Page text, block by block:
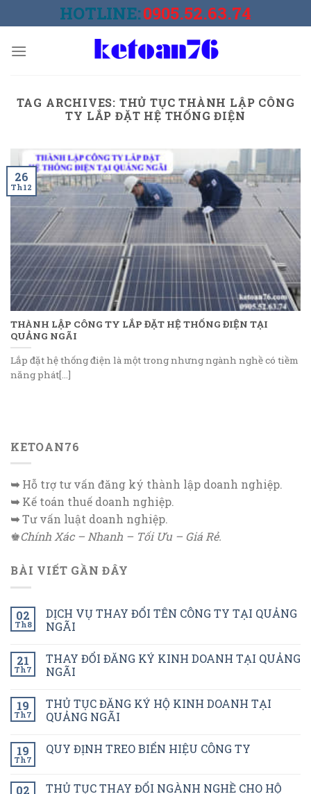
to
HOTLINE:0905.52.63.74
TAG ARCHIVES: THỦ TỤC THÀNH LẬP CÔNG
TY LẮP ĐẶT HỆ THỐNG ĐIỆN
THÀNH LẬP CÔNG TY LẮP ĐẶT HỆ THỐNG ĐIỆN TẠI
QUẢNG NGÃI
Lắp đặt hệ thống điện là một trong nhưng ngành nghề có tiềm
năng phát[...]
26
Th12
KETOAN76
➥Hỗ trợ tư vấn đăng ký thành lập doanh nghiệp.
➥Kế toán thuế doanh nghiệp.
➥Tư vấn luật doanh nghiệp.
♚Chính Xác – Nhanh – Tối Ưu – Giá Rẻ.
BÀI VIẾT GẦN ĐÂY
02
Th8
DỊCH VỤ THAY ĐỔI TÊN CÔNG TY TẠI QUẢNG
NGÃI
21
Th7
THAY ĐỔI ĐĂNG KÝ KINH DOANH TẠI QUẢNG
NGÃI
19
Th7
THỦ TỤC ĐĂNG KÝ HỘ KINH DOANH TẠI
QUẢNG NGÃI
19
Th7
QUY ĐỊNH TREO BIỂN HIỆU CÔNG TY
02
THỦ TỤC THAY ĐỔI NGÀNH NGHỀ CHO HỘ